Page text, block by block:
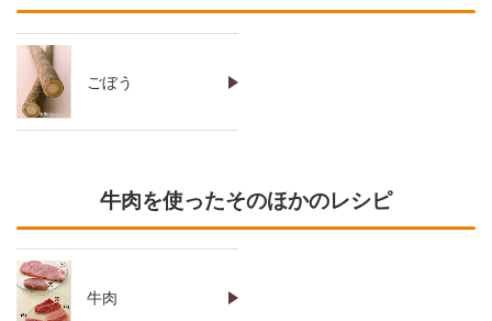
ごぼう
牛肉を使ったそのほかのレシピ
牛肉